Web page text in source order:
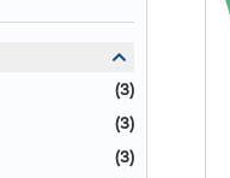
(3)
(3)
(3)